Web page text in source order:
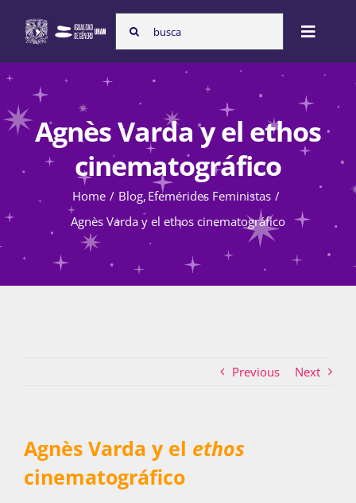
content
Search
for:
Toggle
Nosotras
Programas
Atención de la violencia de género
La Boletina
Agnès Varda y el ethos
cinematográfico
Home Blog Efemérides Feministas
Agnès Varda y el ethos cinematográfico
Previous Next
Agnès Varda y el ethos
cinematográfico